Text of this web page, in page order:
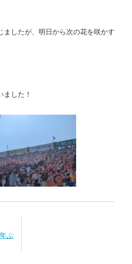
ましたが、明日から次の花を咲かす
ました！
ぶ